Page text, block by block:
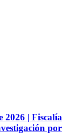
2026 | Fiscalía
por